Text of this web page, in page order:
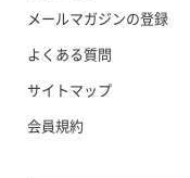
メールマガジンの登録
よくある質問
サイトマップ
会員規約